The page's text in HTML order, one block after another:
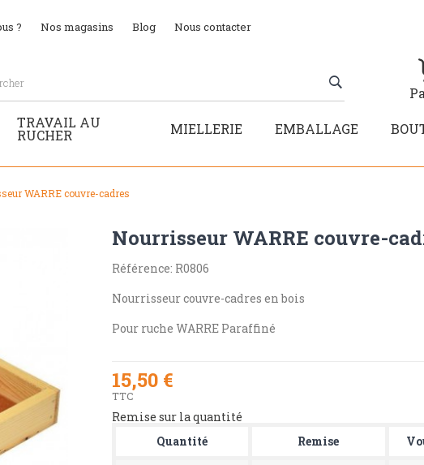
? Nos magasins Blog Nous contacter
TRAVAIL AU
RUCHER MIELLERIE EMBALLAGE
WARRE couvre-cadres
Nourrisseur WARRE couvre-
Référence: R0806
Nourrisseur couvre-cadres en bois
Pour ruche WARRE Paraffiné
15,50 €
TTC
Remise sur la quantité
Quantité
Remise